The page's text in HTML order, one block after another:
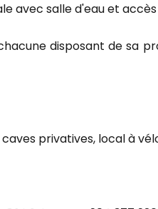
avec salle d'eau et
disposant de sa
privatives, local à